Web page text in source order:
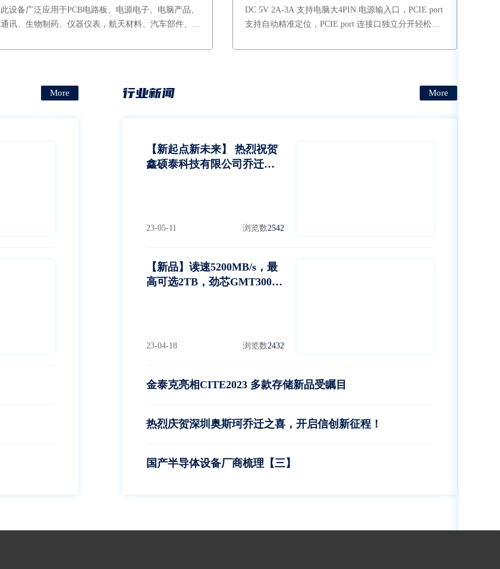
此设备广泛应用于PCB电路板、电源电子、电脑产品、
通讯、生物制药、仪器仪表，航天材料、汽车部件、橡
的老化筛选试验
DC 5V 2A-3A 支持电脑大4PIN 电源输入口，PCIE port
支持自动精准定位，PCIE port 连接口独立分开轻松固
灯，PCIE port 对应独立电源开关
More 行业新闻 More
【新起点新未来】 热烈祝贺
鑫硕泰科技有限公司乔迁大
23-05-11 浏览数2542
【新品】读速5200MB/s，最
高可选2TB，劲芯GMT3000
23-04-18 浏览数2432
金泰克亮相CITE2023 多款存储新品受瞩目
热烈庆贺深圳奥斯珂乔迁之喜，开启信创新征程！
国产半导体设备厂商梳理【三】